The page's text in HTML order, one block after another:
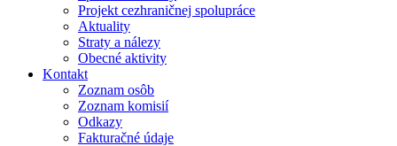
Projekt cezhraničnej spolupráce
Aktuality
Straty a nálezy
Obecné aktivity
Kontakt
Zoznam osôb
Zoznam komisií
Odkazy
Fakturačné údaje